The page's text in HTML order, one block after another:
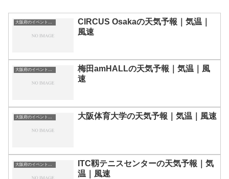
大阪府のイベント会場一覧
CIRCUS Osakaの天気予報｜気温｜
風速
大阪府のイベント会場一覧
梅田amHALLの天気予報｜気温｜風
速
大阪府のイベント会場一覧 大阪体育大学の天気予報｜気温｜風速
大阪府のイベント会場一覧
ITC靱テニスセンターの天気予報｜気
温｜風速